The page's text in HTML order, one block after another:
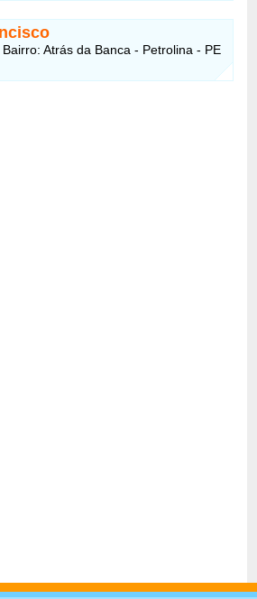
Atrás da Banca - Petrolina - PE